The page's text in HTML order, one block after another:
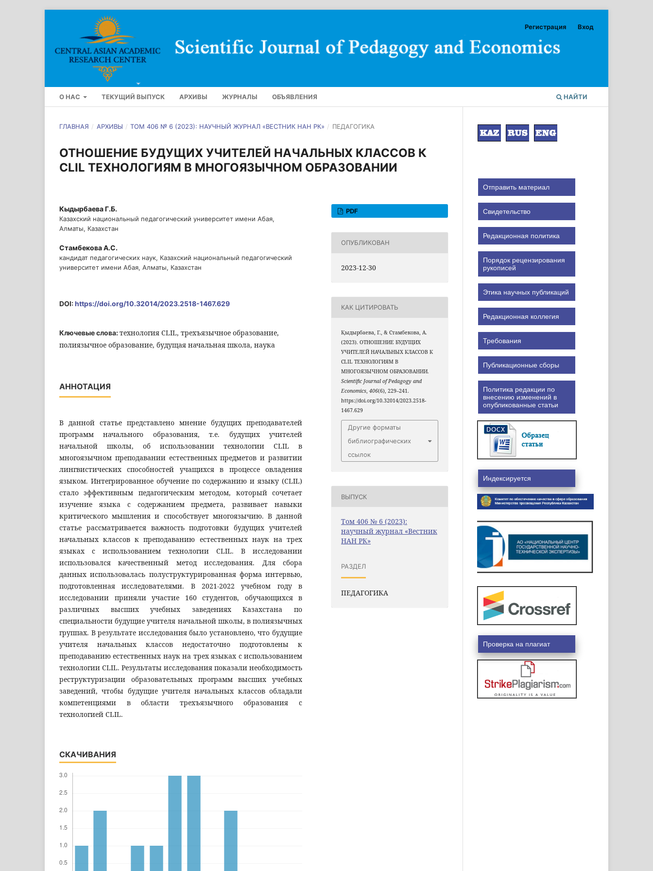
О НАС ТЕКУЩИЙ ВЫПУСК АРХИВЫ ЖУРНАЛЫ ОБЪЯВЛЕНИЯ НАЙТИ
Регистрация Вход
ГЛАВНАЯ / АРХИВЫ / ТОМ 406 № 6 (2023): НАУЧНЫЙ ЖУРНАЛ «ВЕСТНИК НАН РК» / ПЕДАГОГИКА
ОТНОШЕНИЕ БУДУЩИХ УЧИТЕЛЕЙ НАЧАЛЬНЫХ КЛАССОВ К
CLIL ТЕХНОЛОГИЯМ В МНОГОЯЗЫЧНОМ ОБРАЗОВАНИИ
Кыдырбаева Г.Б.
Казахский национальный педагогический университет имени Абая,
Алматы, Казахстан
Стамбекова А.С.
кандидат педагогических наук, Казахский национальный педагогический
университет имени Абая, Алматы, Казахстан
DOI:https://doi.org/10.32014/2023.2518-1467.629
Ключевые слова:технология CLIL, трехъязычное образование,
полиязычное образование, будущая начальная школа, наука
АННОТАЦИЯ
В данной статье представлено мнение будущих преподавателей
программ начального образования, т.е. будущих учителей
начальной школы, об использовании технологии CLIL в
многоязычном преподавании естественных предметов и развитии
лингвистических способностей учащихся в процессе овладения
языком. Интегрированное обучение по содержанию и языку (CLIL)
стало эффективным педагогическим методом, который сочетает
изучение языка с содержанием предмета, развивает навыки
критического мышления и способствует многоязычию. В данной
статье рассматривается важность подготовки будущих учителей
начальных классов к преподаванию естественных наук на трех
языках с использованием технологии CLIL. В исследовании
использовался качественный метод исследования. Для сбора
данных использовалась полуструктурированная форма интервью,
подготовленная исследователями. В 2021-2022 учебном году в
исследовании приняли участие 160 студентов, обучающихся в
различных высших учебных заведениях Казахстана по
специальности будущие учителя начальной школы, в полиязычных
группах. В результате исследования было установлено, что будущие
учителя начальных классов недостаточно подготовлены к
преподаванию естественных наук на трех языках с использованием
технологии CLIL. Результаты исследования показали необходимость
реструктуризации образовательных программ высших учебных
заведений, чтобы будущие учителя начальных классов обладали
компетенциями в области трехъязычного образования с
технологией CLIL.
СКАЧИВАНИЯ
PDF
ОПУБЛИКОВАН
2023-12-30
КАК ЦИТИРОВАТЬ
Қыдырбаева, Г., & Стамбекова, А.
(2023). ОТНОШЕНИЕ БУДУЩИХ
УЧИТЕЛЕЙ НАЧАЛЬНЫХ КЛАССОВ К
CLIL ТЕХНОЛОГИЯМ В
МНОГОЯЗЫЧНОМ ОБРАЗОВАНИИ.
Scientific Journal of Pedagogy and
Economics,406(6), 229–241.
https://doi.org/10.32014/2023.2518-
1467.629
Другие форматы
библиографических
ссылок
ВЫПУСК
Том 406 № 6 (2023):
научный журнал «Вестник
НАН РК»
РАЗДЕЛ
ПЕДАГОГИКА
Отправить материал
Свидетельство
Редакционная политика
Порядок рецензирования
рукописей
Этика научных публикаций
Редакционная коллегия
Требования
Публикационные сборы
Политика редакции по
внесению изменений в
опубликованные статьи
Индексируется
Проверка на плагиат